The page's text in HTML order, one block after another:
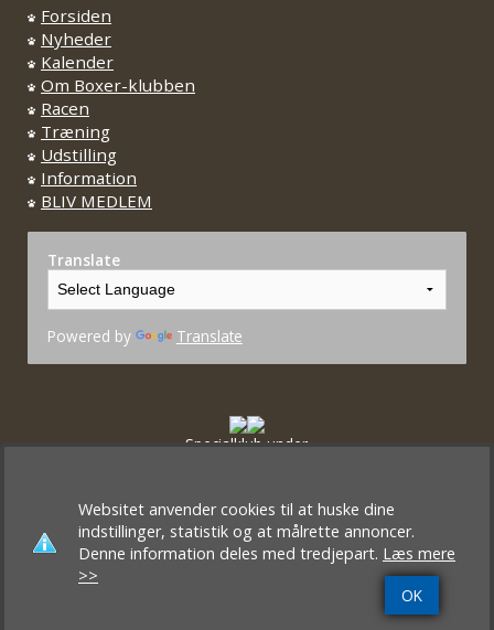
Forsiden
Nyheder
Kalender
Om Boxer-klubben
Racen
Træning
Udstilling
Information
BLIV MEDLEM
Translate
Powered by Translate
Specialklub under
OK
Websitet anvender cookies til at huske dine
indstillinger, statistik og at målrette annoncer.
Denne information deles med tredjepart. Læs mere
>>